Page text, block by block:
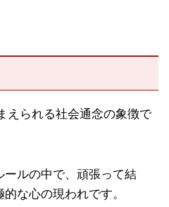
えられる社会通念の象徴で
ルの中で、頑張って結
な心の現われです。